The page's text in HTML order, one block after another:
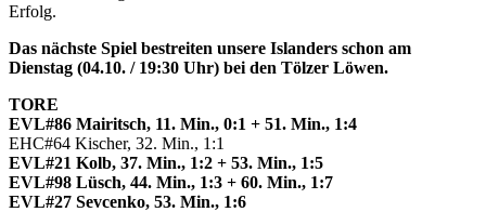
Erfolg.
Das nächste Spiel bestreiten unsere Islanders schon am
Dienstag (04.10. / 19:30 Uhr) bei den Tölzer Löwen.
TORE
EVL#86 Mairitsch, 11. Min., 0:1 + 51. Min., 1:4
EHC#64 Kischer, 32. Min., 1:1
EVL#21 Kolb, 37. Min., 1:2 + 53. Min., 1:5
EVL#98 Lüsch, 44. Min., 1:3 + 60. Min., 1:7
EVL#27 Sevcenko, 53. Min., 1:6